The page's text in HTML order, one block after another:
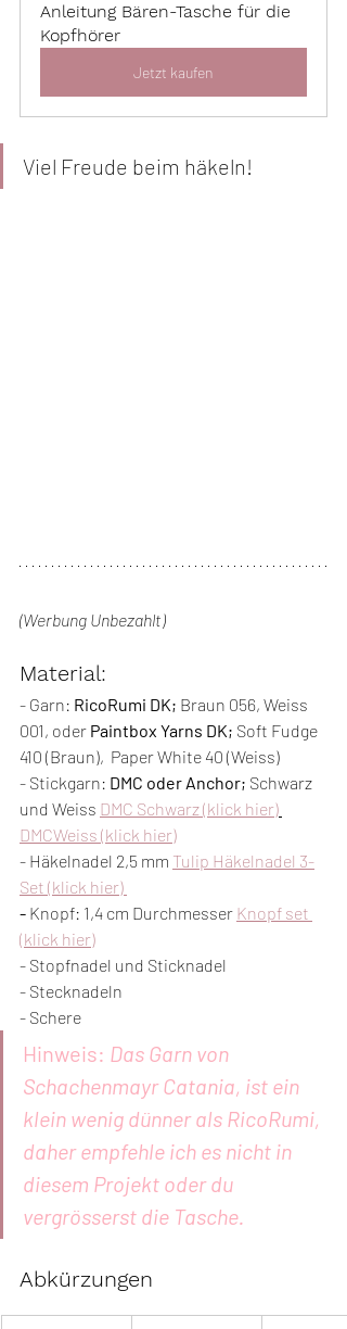
Anleitung Bären-Tasche für die
Kopfhörer
Jetzt kaufen
Viel Freude beim häkeln!
(Werbung Unbezahlt)
Material:
- Garn: RicoRumi DK; Braun 056, Weiss
001, oder Paintbox Yarns DK; Soft Fudge
410 (Braun),  Paper White 40 (Weiss)
- Stickgarn: DMC oder Anchor; Schwarz
und Weiss DMC Schwarz (klick hier)
DMCWeiss (klick hier)
- Häkelnadel 2,5 mm Tulip Häkelnadel 3-
Set (klick hier)
- Knopf: 1,4 cm Durchmesser Knopf set
(klick hier)
- Stopfnadel und Sticknadel
- Stecknadeln
- Schere
Hinweis: Das Garn von
Schachenmayr Catania, ist ein
klein wenig dünner als RicoRumi,
daher empfehle ich es nicht in
diesem Projekt oder du
vergrösserst die Tasche.
Abkürzungen